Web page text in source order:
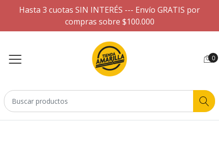
Hasta 3 cuotas SIN INTERÉS --- Envío GRATIS por
compras sobre $100.000
0